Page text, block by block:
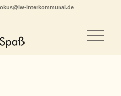
interkommunal.de